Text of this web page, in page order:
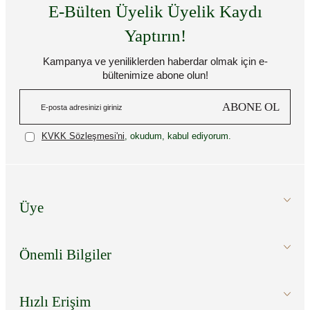
E-Bülten Üyelik Üyelik Kaydı
Yaptırın!
Kampanya ve yeniliklerden haberdar olmak için e-
bültenimize abone olun!
ABONE OL
KVKK Sözleşmesi'ni, okudum, kabul ediyorum.
Üye
Önemli Bilgiler
Hızlı Erişim